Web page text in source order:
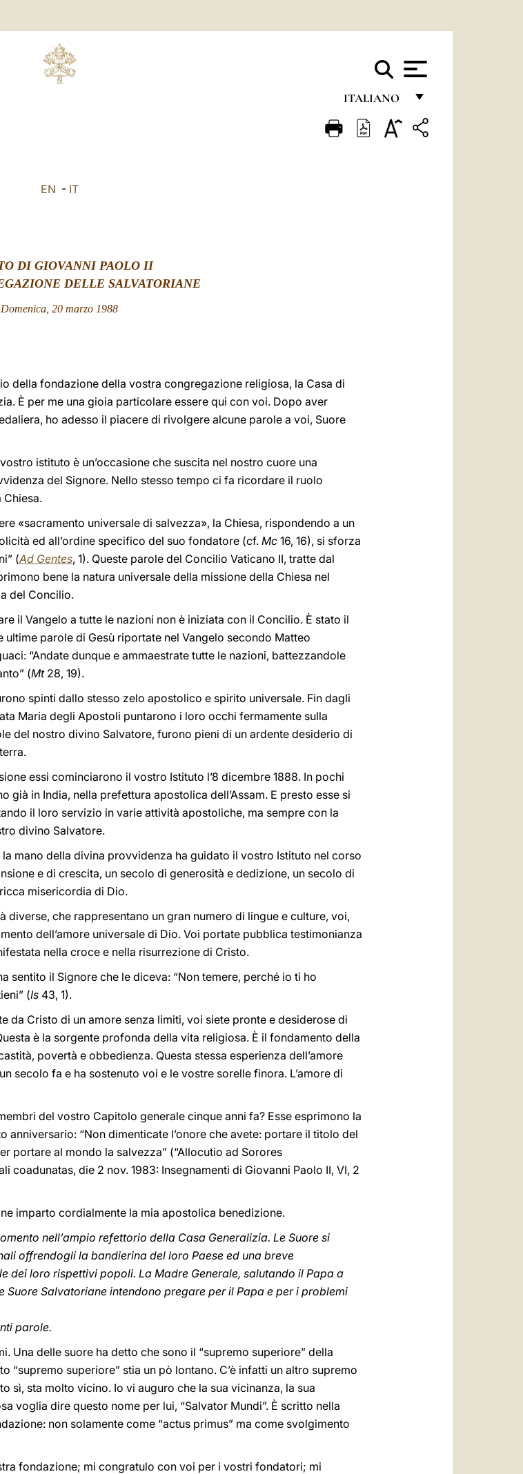
ITALIANO
FRANÇAIS
EN - IT
DI GIOVANNI PAOLO II
DELLE SALVATORIANE
Domenica, 20 marzo 1988
della fondazione della vostra congregazione religiosa, la Casa di
È per me una gioia particolare essere qui con voi. Dopo aver
ho adesso il piacere di rivolgere alcune parole a voi, Suore
istituto è un’occasione che suscita nel nostro cuore una
del Signore. Nello stesso tempo ci fa ricordare il ruolo
«sacramento universale di salvezza», la Chiesa, rispondendo a un
ed all’ordine specifico del suo fondatore (cf. Mc 16, 16), si sforza
(Ad Gentes, 1). Queste parole del Concilio Vaticano II, tratte dal
bene la natura universale della missione della Chiesa nel
del Concilio.
il Vangelo a tutte le nazioni non è iniziata con il Concilio. È stato il
parole di Gesù riportate nel Vangelo secondo Matteo
“Andate dunque e ammaestrate tutte le nazioni, battezzandole
(Mt28, 19).
spinti dallo stesso zelo apostolico e spirito universale. Fin dagli
Maria degli Apostoli puntarono i loro occhi fermamente sulla
del nostro divino Salvatore, furono pieni di un ardente desiderio di
essi cominciarono il vostro Istituto l’8 dicembre 1888. In pochi
già in India, nella prefettura apostolica dell’Assam. E presto esse si
il loro servizio in varie attività apostoliche, ma sempre con la
divino Salvatore.
mano della divina provvidenza ha guidato il vostro Istituto nel corso
e di crescita, un secolo di generosità e dedizione, un secolo di
misericordia di Dio.
diverse, che rappresentano un gran numero di lingue e culture, voi,
dell’amore universale di Dio. Voi portate pubblica testimonianza
nella croce e nella risurrezione di Cristo.
sentito il Signore che le diceva: “Non temere, perché io ti ho
(Is 43, 1).
da Cristo di un amore senza limiti, voi siete pronte e desiderose di
è la sorgente profonda della vita religiosa. È il fondamento della
povertà e obbedienza. Questa stessa esperienza dell’amore
secolo fa e ha sostenuto voi e le vostre sorelle finora. L’amore di
del vostro Capitolo generale cinque anni fa? Esse esprimono la
anniversario: “Non dimenticate l’onore che avete: portare il titolo del
portare al mondo la salvezza” (“Allocutio ad Sorores
coadunatas, die 2 nov. 1983: Insegnamenti di Giovanni Paolo II, VI, 2
imparto cordialmente la mia apostolica benedizione.
nell’ampio refettorio della Casa Generalizia. Le Suore si
offrendogli la bandierina del loro Paese ed una breve
loro rispettivi popoli. La Madre Generale, salutando il Papa a
Suore Salvatoriane intendono pregare per il Papa e per i problemi
parole.
Una delle suore ha detto che sono il “supremo superiore” della
“supremo superiore” stia un pò lontano. C’è infatti un altro supremo
sì, sta molto vicino. Io vi auguro che la sua vicinanza, la sua
voglia dire questo nome per lui, “Salvator Mundi”. È scritto nella
non solamente come “actus primus” ma come svolgimento
fondazione; mi congratulo con voi per i vostri fondatori; mi